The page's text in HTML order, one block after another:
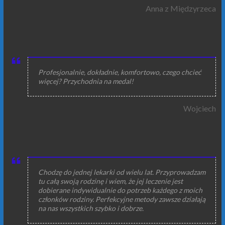
Anna z Międzyrzeca
Profesjonalnie, dokładnie, komfortowo, czego chcieć
więcej? Przychodnia na medal!
Wojciech
Chodzę do jednej lekarki od wielu lat. Przyprowadzam
tu całą swoją rodzinę i wiem, że jej leczenie jest
dobierane indywidualnie do potrzeb każdego z moich
członków rodziny. Perfekcyjne metody zawsze działają
na nas wszystkich szybko i dobrze.